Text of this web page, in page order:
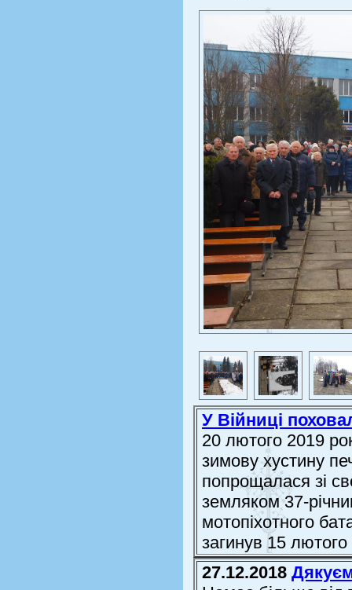
У Війниці
20 лютого 2019
зимову хустину
попрощалася зі
земляком 37-
мотопіхотного
загинув 15 лютого
27.12.2018